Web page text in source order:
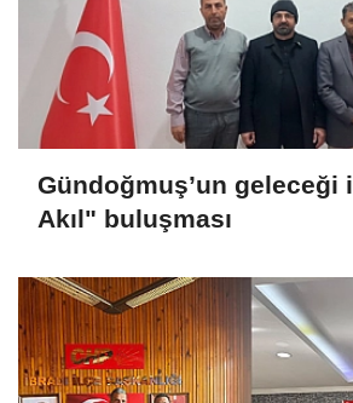
Gündoğmuş’un geleceği
Akıl" buluşması